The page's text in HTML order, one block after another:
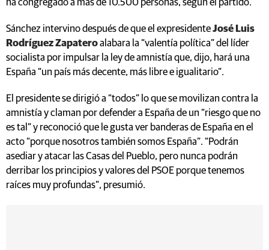
ha congregado a más de 10.500 personas, según el partido.
Sánchez intervino después de que el expresidenteJosé Luis
Rodríguez Zapateroalabara la “valentía política” del líder
socialista por impulsar la ley de amnistía que, dijo, hará una
España “un país más decente, más libre e igualitario”.
El presidente se dirigió a “todos” lo que se movilizan contra la
amnistía y claman por defender a España de un “riesgo que no
es tal” y reconoció que le gusta ver banderas de España en el
acto “porque nosotros también somos España”. “Podrán
asediar y atacar las Casas del Pueblo, pero nunca podrán
derribar los principios y valores del PSOE porque tenemos
raíces muy profundas”, presumió.